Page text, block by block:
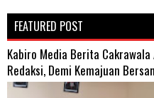
FEATURED POST
Kabiro Media Berita
Redaksi, Demi Kemajuan